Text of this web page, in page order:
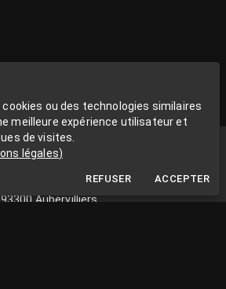
Funki Sign
La Grange aux rêves, 3 bis rue Chapon
93300 Aubervilliers
ou des technologies similaires
meilleure expérience utilisateur et
de visites.
légales)
REFUSER ACCEPTER